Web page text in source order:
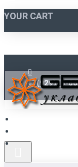
YOUR CART
+7(929)95-